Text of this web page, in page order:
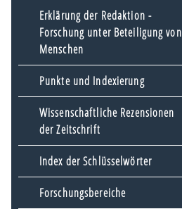
Erklärung der Redaktion -
Forschung unter Beteiligung von
Menschen
Punkte und Indexierung
Wissenschaftliche Rezensionen
der Zeitschrift
Index der Schlüsselwörter
Forschungsbereiche